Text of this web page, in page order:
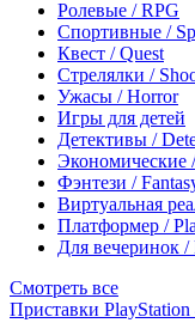
Ролевые / RPG
Спортивные /
Квест / Quest
Стрелялки /
Ужасы / Horror
Игры для детей
Детективы /
Экономические
Фэнтези /
Виртуальная
Платформер /
Для вечеринок /
Смотреть все
Приставки PlayStation